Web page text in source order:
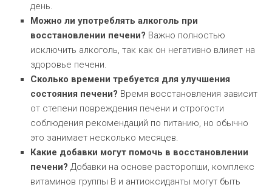
день.
Можно ли употреблять алкоголь при
восстановлении печени? Важно полностью
исключить алкоголь, так как он негативно влияет на
здоровье печени.
Сколько времени требуется для улучшения
состояния печени? Время восстановления зависит
от степени повреждения печени и строгости
соблюдения рекомендаций по питанию, но обычно
это занимает несколько месяцев.
Какие добавки могут помочь в восстановлении
печени? Добавки на основе расторопши, комплекс
витаминов группы B и антиоксиданты могут быть